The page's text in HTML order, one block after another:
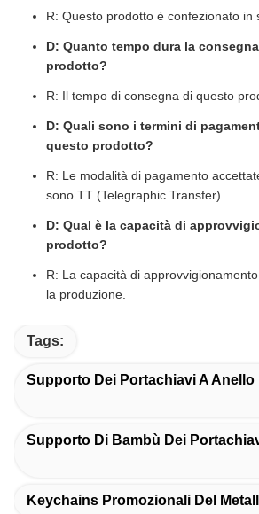
R: Questo prodotto è confezionato in
D: Quanto tempo dura la
prodotto?
R: Il tempo di consegna di questo
D: Quali sono i termini di
questo prodotto?
R: Le modalità di pagamento
sono TT (Telegraphic Transfer).
D: Qual è la capacità di
prodotto?
R: La capacità di
la produzione.
Tags:
Supporto Dei Portachiavi A
Supporto Di Bambù Dei
Keychains Promozionali Del